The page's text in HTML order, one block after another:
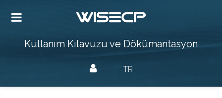
Kullanım Kılavuzu ve Dökümantasyon
TR